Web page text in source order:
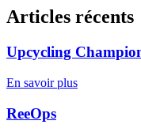
Articles récents
Upcycling
En savoir plus
ReeOps